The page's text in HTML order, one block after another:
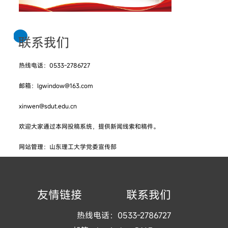
热线电话：0533-2786727
邮箱：lgwindow@163.com
xinwen@sdut.edu.cn
欢迎大家通过本网投稿系统，提供新闻线索和稿件。
网站管理：山东理工大学党委宣传部
友情链接 联系我们
热线电话：0533-2786727